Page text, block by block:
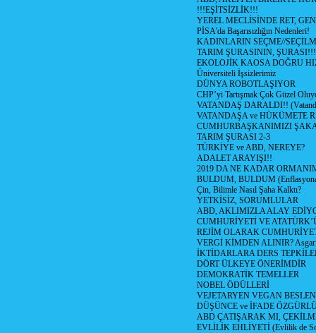
!!!EŞİTSİZLİK!!!
YEREL MECLİSİNDE RET,
PİSA'da Başarısızlığın Nedenleri!
KADINLARIN SEÇME//
TARIM ŞURASININ, ŞURASI!!!
EKOLOJİK KAOSA DOĞRU
Üniversiteli İşsizlerimiz
DÜNYA ROBOTLAŞIYOR
CHP’yi Tartışmak Çok Güzel
VATANDAŞ DARALDI!!
VATANDAŞA ve HÜKÜMETE
CUMHURBAŞKANIMIZI
TARIM ŞURASI 2-3
TÜRKİYE ve ABD, NEREYE?
ADALET ARAYIŞI!!
2019 DA NE KADAR
BULDUM, BULDUM
Çin, Bilimle Nasıl Şaha Kalktı?
YETKİSİZ, SORUMLULAR
ABD, AKLIMIZLA ALAY
CUMHURİYETİ VE
REJİM OLARAK
VERGİ KİMDEN ALINIR?
İKTİDARLARA DERS
DÖRT ÜLKEYE ÖNERİMDİR
DEMOKRATİK TEMELLER
NOBEL ÖDÜLLERİ
VEJETARYEN VEGAN
DÜŞÜNCE ve İFADE
ABD ÇATIŞARAK MI,
EVLİLİK EHLİYETİ (Evlilik de